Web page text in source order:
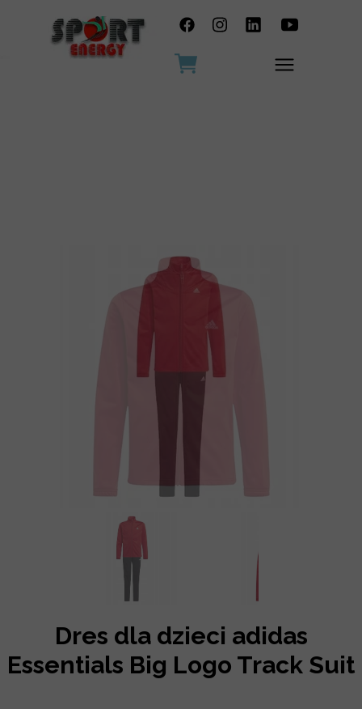
Dres dla dzieci adidas
Essentials Big Logo Track Suit